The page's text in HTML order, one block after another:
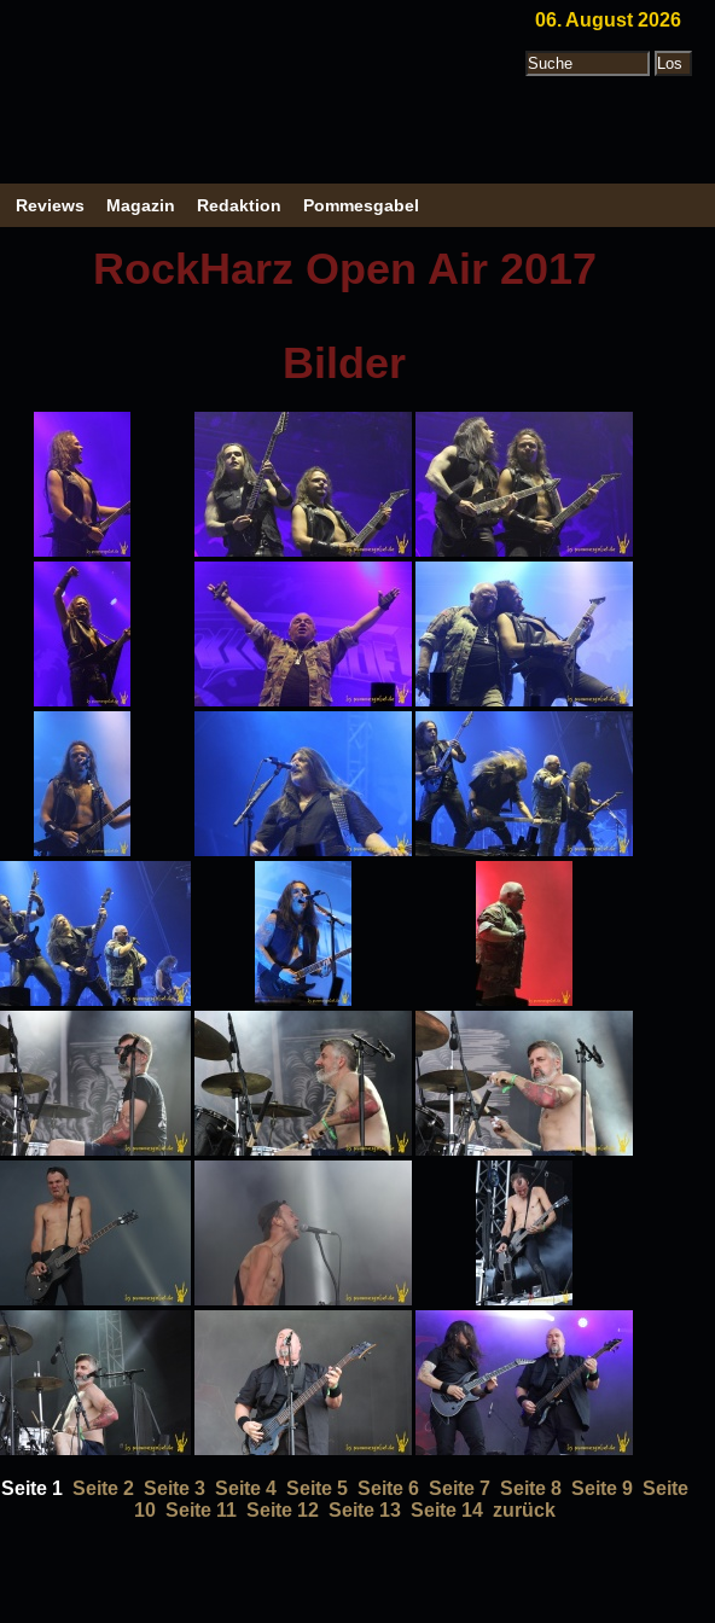
06. August 2026
Reviews Magazin Redaktion Pommesgabel
RockHarz Open Air 2017
Bilder
Seite 1 Seite 2 Seite 3 Seite 4 Seite 5 Seite 6 Seite 7 Seite 8 Seite 9 Seite
10 Seite 11 Seite 12 Seite 13 Seite 14 zurück